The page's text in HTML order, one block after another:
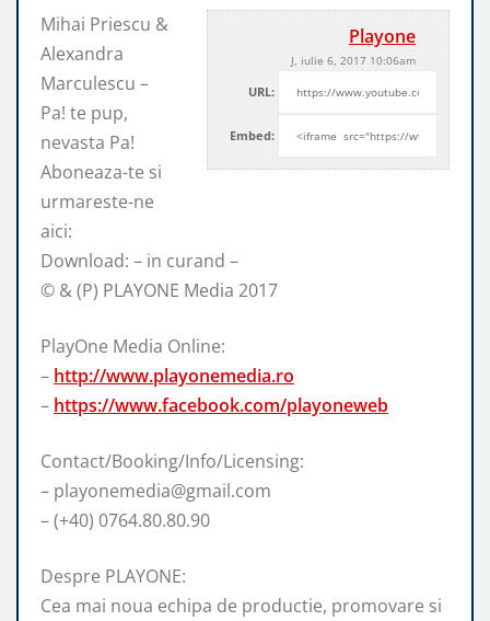
Playone
J, iulie 6, 2017 10:06am
URL:
Embed:
Mihai Priescu &
Alexandra
Marculescu –
Pa! te pup,
nevasta Pa!
Aboneaza-te si
urmareste-ne
aici:
Download: – in curand –
© & (P) PLAYONE Media 2017
PlayOne Media Online:
– http://www.playonemedia.ro
– https://www.facebook.com/playoneweb
Contact/Booking/Info/Licensing:
– playonemedia@gmail.com
– (+40) 0764.80.80.90
Despre PLAYONE:
Cea mai noua echipa de productie, promovare si